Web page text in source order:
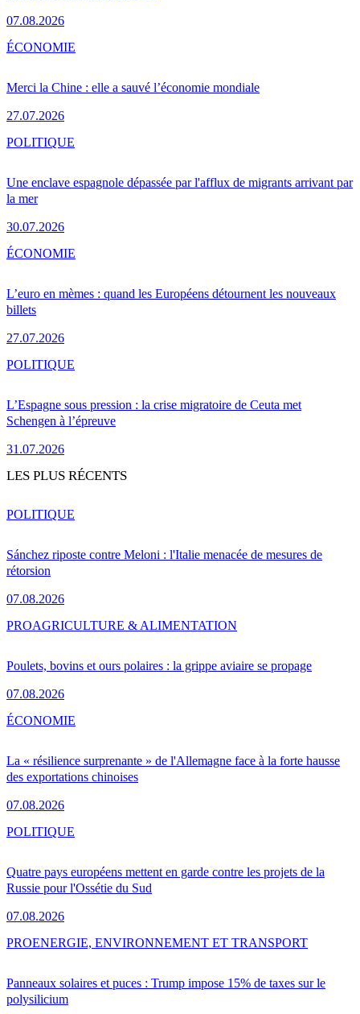
07.08.2026
Merci la Chine : elle a sauvé l’économie mondiale
27.07.2026
ÉCONOMIE
Une enclave espagnole dépassée par l'afflux de migrants arrivant par
la mer
30.07.2026
POLITIQUE
L’euro en mèmes : quand les Européens détournent les nouveaux
billets
27.07.2026
ÉCONOMIE
L’Espagne sous pression : la crise migratoire de Ceuta met
Schengen à l’épreuve
31.07.2026
POLITIQUE
LES PLUS RÉCENTS
Sánchez riposte contre Meloni : l'Italie menacée de mesures de
rétorsion
07.08.2026
POLITIQUE
Poulets, bovins et ours polaires : la grippe aviaire se propage
07.08.2026
PROAGRICULTURE & ALIMENTATION
La « résilience surprenante » de l'Allemagne face à la forte hausse
des exportations chinoises
07.08.2026
ÉCONOMIE
Quatre pays européens mettent en garde contre les projets de la
Russie pour l'Ossétie du Sud
07.08.2026
POLITIQUE
Panneaux solaires et puces : Trump impose 15% de taxes sur le
polysilicium
PROENERGIE, ENVIRONNEMENT ET TRANSPORT